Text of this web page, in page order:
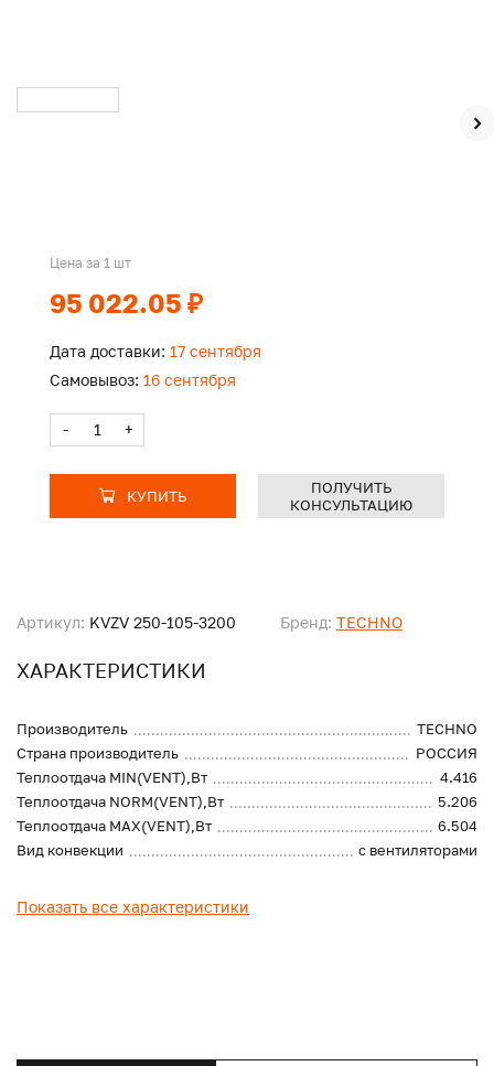
Артикул: KVZV 250-105-3200 Бренд: TECHNO
ХАРАКТЕРИСТИКИ
Производитель
TECHNO
Страна производитель
РОССИЯ
Теплоотдача MIN(VENT),Вт
4.416
Теплоотдача NORM(VENT),Вт
5.206
Теплоотдача MAX(VENT),Вт
6.504
Вид конвекции
с вентиляторами
Показать все характеристики
Цена за 1 шт
95 022.05 ₽
Дата доставки: 17 сентября
Самовывоз: 16 сентября
- +
КУПИТЬ
ПОЛУЧИТЬ
КОНСУЛЬТАЦИЮ